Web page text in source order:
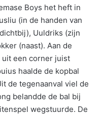
Boys het heft in
(in de handen van
Uuldriks (zijn
(naast). Aan de
uit een corner juist
haalde de kopbal
de tegenaanval viel de
belandde de bal bij
wegstuurde. De